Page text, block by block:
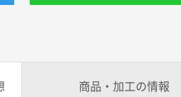
商品・加工の情報